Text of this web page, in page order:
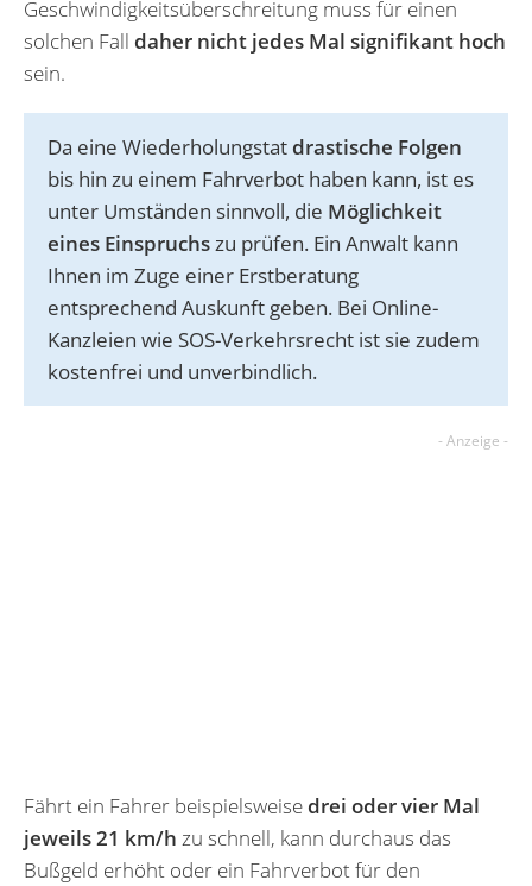
Geschwindigkeitsüberschreitung muss für einen
solchen Fall daher nicht jedes Mal signifikant hoch
sein.
Da eine Wiederholungstatdrastische Folgen
bis hin zu einem Fahrverbot haben kann, ist es
unter Umständen sinnvoll, die Möglichkeit
eines Einspruchs zu prüfen. Ein Anwalt kann
Ihnen im Zuge einer Erstberatung
entsprechend Auskunft geben. Bei Online-
Kanzleien wie SOS-Verkehrsrecht ist sie zudem
kostenfrei und unverbindlich.
Fährt ein Fahrer beispielsweisedrei oder vier Mal
jeweils 21 km/h zu schnell, kann durchaus das
Bußgeld erhöht oder ein Fahrverbot für den